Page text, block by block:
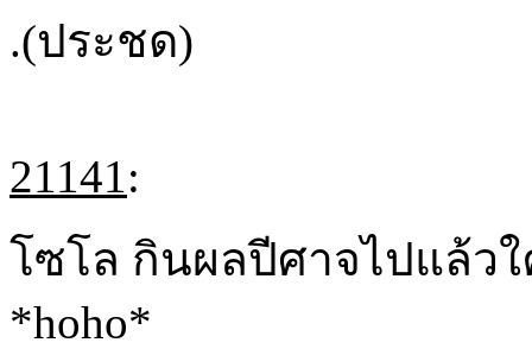
.(ประชด)
21141:
โซโล กินผลปีศาจไปแล้ว
*hoho*